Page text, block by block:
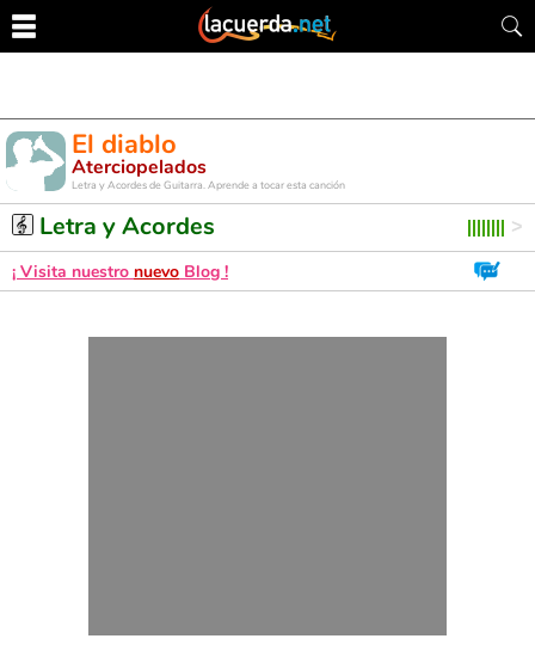
El diablo
Aterciopelados
Letra y Acordes de Guitarra. Aprende a tocar esta canción
Letra y Acordes
¡ Visita nuestro nuevo Blog !